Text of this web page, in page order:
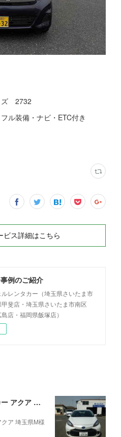
ズ 2732
ル装備・ナビ・ETC付き
ビス詳細はこちら
例のご紹介
レンタカー（埼玉県さいたま市
斐店・埼玉県さいたま市南区
店・福岡県飯塚店）
ハイブリッド車格安レンタカー アクア 埼玉県M様ご利用事例(2026.08.05)
ア 埼玉県M様